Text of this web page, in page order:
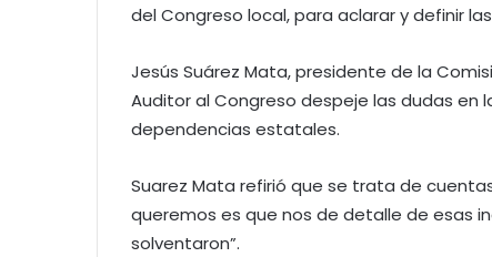
del Congreso local, para aclarar y definir
Jesús Suárez Mata, presidente de la
Auditor al Congreso despeje las dudas en
dependencias estatales.
Suarez Mata refirió que se trata de
queremos es que nos de detalle de esas
solventaron”.